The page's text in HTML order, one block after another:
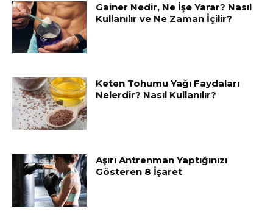
Gainer Nedir, Ne İşe Yarar? Nasıl
Kullanılır ve Ne Zaman İçilir?
Keten Tohumu Yağı Faydaları
Nelerdir? Nasıl Kullanılır?
Aşırı Antrenman Yaptığınızı
Gösteren 8 İşaret